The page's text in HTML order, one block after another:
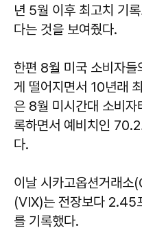
년 5월 이후 최고치 기
다는 것을 보여줬다.
한편 8월 미국 소비자들
게 떨어지면서 10년래
은 8월 미시간대 소비
록하면서 예비치인
다.
이날 시카고옵션거래
(VIX)는 전장보다
를 기록했다.